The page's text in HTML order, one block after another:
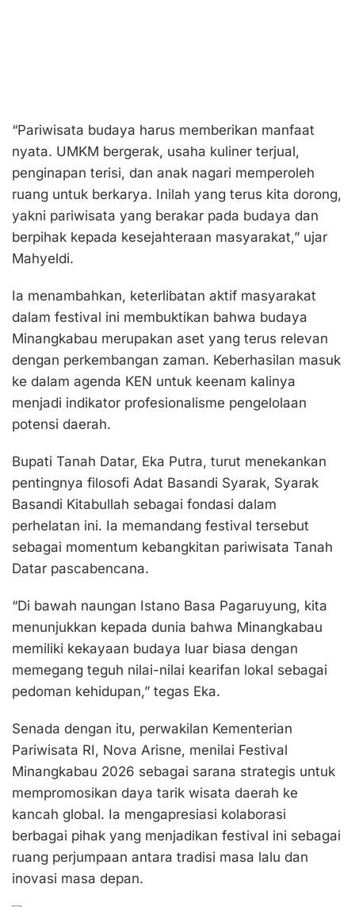
“Pariwisata budaya harus memberikan manfaat
nyata. UMKM bergerak, usaha kuliner terjual,
penginapan terisi, dan anak nagari memperoleh
ruang untuk berkarya. Inilah yang terus kita dorong,
yakni pariwisata yang berakar pada budaya dan
berpihak kepada kesejahteraan masyarakat,” ujar
Mahyeldi.
Ia menambahkan, keterlibatan aktif masyarakat
dalam festival ini membuktikan bahwa budaya
Minangkabau merupakan aset yang terus relevan
dengan perkembangan zaman. Keberhasilan masuk
ke dalam agenda KEN untuk keenam kalinya
menjadi indikator profesionalisme pengelolaan
potensi daerah.
Bupati Tanah Datar, Eka Putra, turut menekankan
pentingnya filosofi Adat Basandi Syarak, Syarak
Basandi Kitabullah sebagai fondasi dalam
perhelatan ini. Ia memandang festival tersebut
sebagai momentum kebangkitan pariwisata Tanah
Datar pascabencana.
“Di bawah naungan Istano Basa Pagaruyung, kita
menunjukkan kepada dunia bahwa Minangkabau
memiliki kekayaan budaya luar biasa dengan
memegang teguh nilai-nilai kearifan lokal sebagai
pedoman kehidupan,” tegas Eka.
Senada dengan itu, perwakilan Kementerian
Pariwisata RI, Nova Arisne, menilai Festival
Minangkabau 2026 sebagai sarana strategis untuk
mempromosikan daya tarik wisata daerah ke
kancah global. Ia mengapresiasi kolaborasi
berbagai pihak yang menjadikan festival ini sebagai
ruang perjumpaan antara tradisi masa lalu dan
inovasi masa depan.